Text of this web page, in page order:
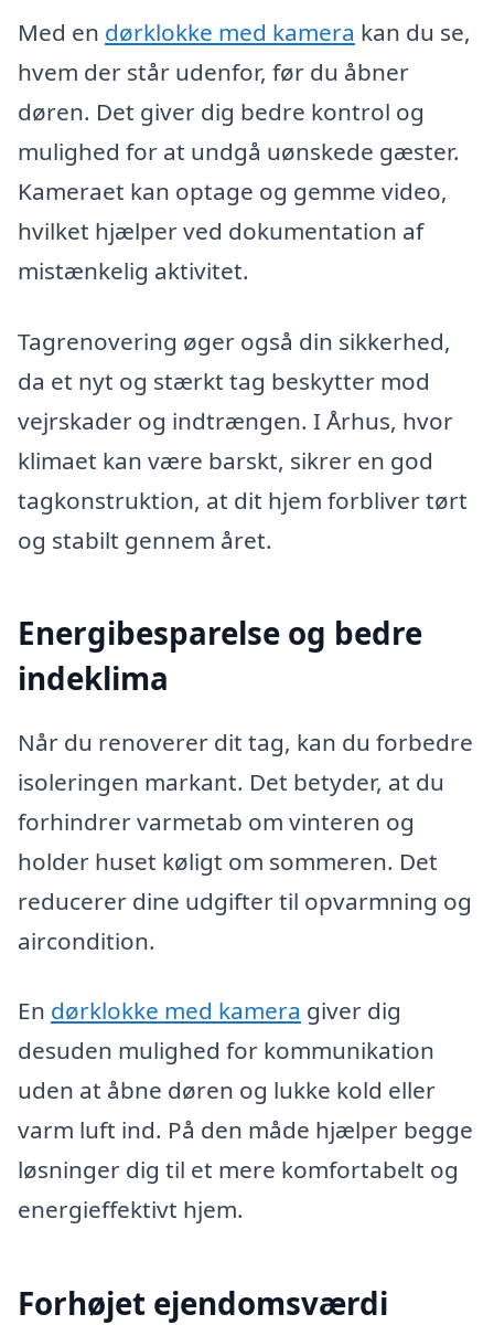
Med en dørklokke med kamera kan du se,
hvem der står udenfor, før du åbner
døren. Det giver dig bedre kontrol og
mulighed for at undgå uønskede gæster.
Kameraet kan optage og gemme video,
hvilket hjælper ved dokumentation af
mistænkelig aktivitet.
Tagrenovering øger også din sikkerhed,
da et nyt og stærkt tag beskytter mod
vejrskader og indtrængen. I Århus, hvor
klimaet kan være barskt, sikrer en god
tagkonstruktion, at dit hjem forbliver tørt
og stabilt gennem året.
Energibesparelse og bedre
indeklima
Når du renoverer dit tag, kan du forbedre
isoleringen markant. Det betyder, at du
forhindrer varmetab om vinteren og
holder huset køligt om sommeren. Det
reducerer dine udgifter til opvarmning og
aircondition.
En dørklokke med kamera giver dig
desuden mulighed for kommunikation
uden at åbne døren og lukke kold eller
varm luft ind. På den måde hjælper begge
løsninger dig til et mere komfortabelt og
energieffektivt hjem.
Forhøjet ejendomsværdi